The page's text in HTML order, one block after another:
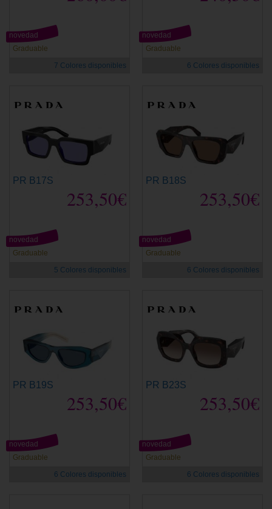
Graduable
novedad
7 Colores disponibles
Graduable
novedad
6 Colores disponibles
PR B17S
253,50€
Graduable
novedad
5 Colores disponibles
PR B18S
253,50€
Graduable
novedad
6 Colores disponibles
PR B19S
253,50€
Graduable
novedad
6 Colores disponibles
PR B23S
253,50€
Graduable
novedad
6 Colores disponibles